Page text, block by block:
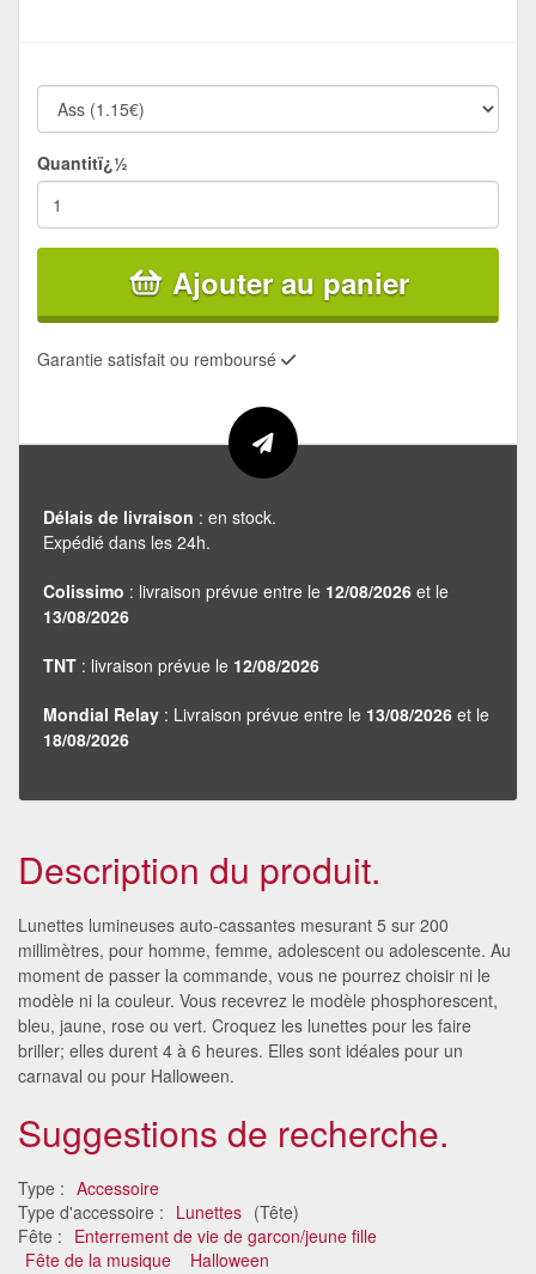
Quantitï¿½
Ajouter au panier
Garantie satisfait ou remboursé
Délais de livraison : en stock.
Expédié dans les 24h.
Colissimo : livraison prévue entre le 12/08/2026 et le
13/08/2026
TNT : livraison prévue le 12/08/2026
Mondial Relay : Livraison prévue entre le 13/08/2026 et le
18/08/2026
Description du produit.
Lunettes lumineuses auto-cassantes mesurant 5 sur 200
millimètres, pour homme, femme, adolescent ou adolescente. Au
moment de passer la commande, vous ne pourrez choisir ni le
modèle ni la couleur. Vous recevrez le modèle phosphorescent,
bleu, jaune, rose ou vert. Croquez les lunettes pour les faire
briller; elles durent 4 à 6 heures. Elles sont idéales pour un
carnaval ou pour Halloween.
Suggestions de recherche.
Type : Accessoire
Type d'accessoire : Lunettes (Tête)
Fête : Enterrement de vie de garcon/jeune fille
Fête de la musique
Halloween